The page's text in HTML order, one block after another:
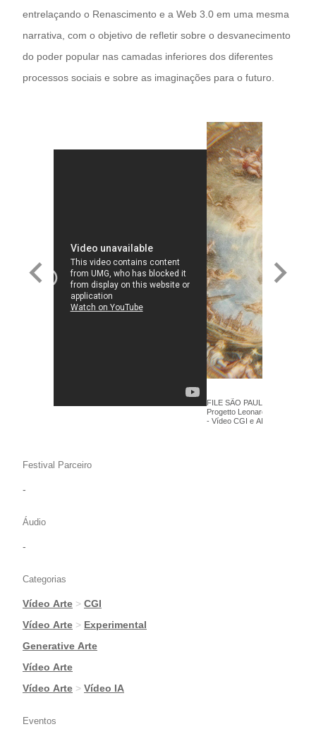
entrelaçando o Renascimento e a Web 3.0 em uma mesma
narrativa, com o objetivo de refletir sobre o desvanecimento
do poder popular nas camadas inferiores dos diferentes
processos sociais e sobre as imaginações para o futuro.
FILE SÃO PAULO 2025 -
Progetto Leonardo Da Vinci:
- Vídeo CGI e AICG
Festival Parceiro
-
Áudio
-
Categorias
Vídeo Arte > CGI
|Vídeo Arte > Experimental
|Generative Arte
|Vídeo Arte
|Vídeo Arte > Vídeo IA
Eventos